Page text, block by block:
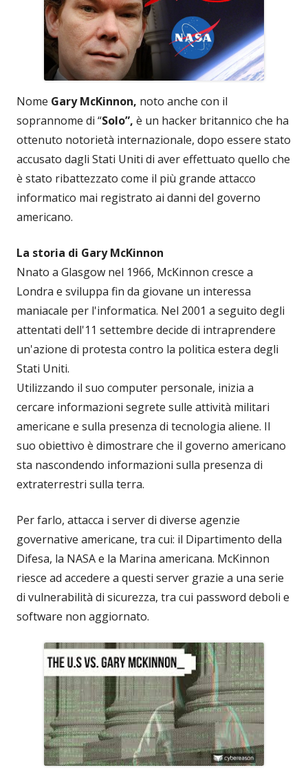
Nome Gary McKinnon, noto anche con il
soprannome di “Solo”, è un hacker britannico che ha
ottenuto notorietà internazionale, dopo essere stato
accusato dagli Stati Uniti di aver effettuato quello che
è stato ribattezzato come il più grande attacco
informatico mai registrato ai danni del governo
americano.
La storia di Gary McKinnon
Nnato a Glasgow nel 1966, McKinnon cresce a
Londra e sviluppa fin da giovane un interessa
maniacale per l'informatica. Nel 2001 a seguito degli
attentati dell'11 settembre decide di intraprendere
un'azione di protesta contro la politica estera degli
Stati Uniti.
Utilizzando il suo computer personale, inizia a
cercare informazioni segrete sulle attività militari
americane e sulla presenza di tecnologia aliene. Il
suo obiettivo è dimostrare che il governo americano
sta nascondendo informazioni sulla presenza di
extraterrestri sulla terra.
Per farlo, attacca i server di diverse agenzie
governative americane, tra cui: il Dipartimento della
Difesa, la NASA e la Marina americana. McKinnon
riesce ad accedere a questi server grazie a una serie
di vulnerabilità di sicurezza, tra cui password deboli e
software non aggiornato.